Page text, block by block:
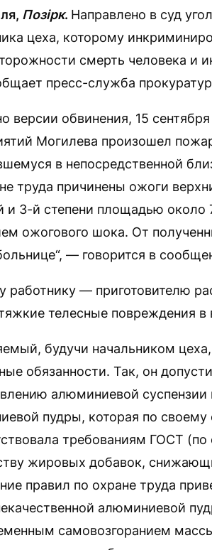
Позірк. Направлено в суд
цеха, которому
смерть человека и
пресс-служба
версии обвинения, 15
Могилева произошел
в непосредственной
труда причинены ожоги
и 3-й степени площадью около
ожогового шока. От
— говорится в
работнику — приготовителю
телесные повреждения в
будучи начальником
обязанности. Так, он
алюминиевой
пудры, которая по
требованиям ГОСТ
жировых добавок,
правил по охране труда
алюминиевой
самовозгоранием